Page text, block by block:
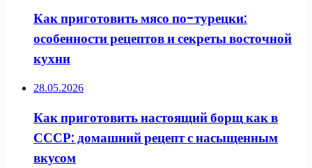
Как приготовить мясо по-турецки:
особенности рецептов и секреты восточной
кухни
28.05.2026
Как приготовить настоящий борщ как в
СССР: домашний рецепт с насыщенным
вкусом